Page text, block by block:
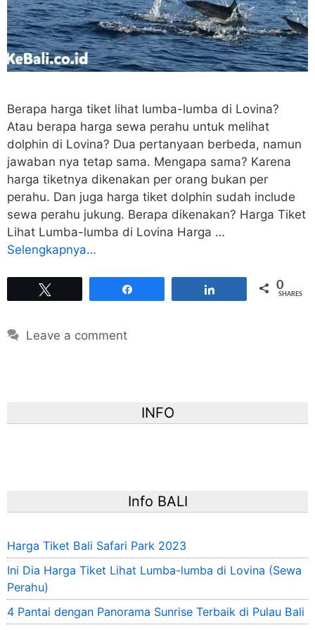
Berapa harga tiket lihat lumba-lumba di Lovina?
Atau berapa harga sewa perahu untuk melihat
dolphin di Lovina? Dua pertanyaan berbeda, namun
jawaban nya tetap sama. Mengapa sama? Karena
harga tiketnya dikenakan per orang bukan per
perahu. Dan juga harga tiket dolphin sudah include
sewa perahu jukung. Berapa dikenakan? Harga Tiket
Lihat Lumba-lumba di Lovina Harga …
Selengkapnya…
0
SHARES
Leave a comment
INFO
Info BALI
Harga Tiket Bali Safari Park 2023
Ini Dia Harga Tiket Lihat Lumba-lumba di Lovina (Sewa
Perahu)
4 Pantai dengan Panorama Sunrise Terbaik di Pulau Bali